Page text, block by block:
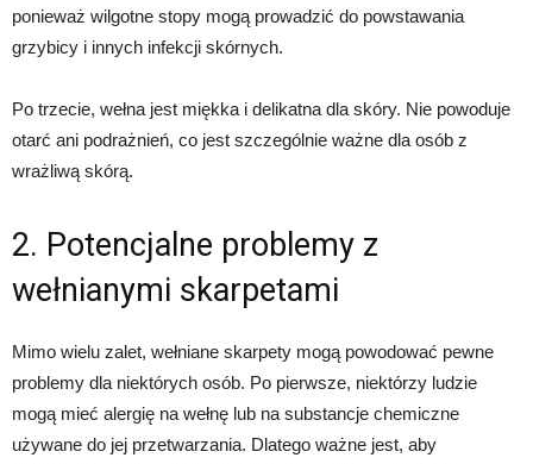
ponieważ wilgotne stopy mogą prowadzić do powstawania
grzybicy i innych infekcji skórnych.
Po trzecie, wełna jest miękka i delikatna dla skóry. Nie powoduje
otarć ani podrażnień, co jest szczególnie ważne dla osób z
wrażliwą skórą.
2. Potencjalne problemy z
wełnianymi skarpetami
Mimo wielu zalet, wełniane skarpety mogą powodować pewne
problemy dla niektórych osób. Po pierwsze, niektórzy ludzie
mogą mieć alergię na wełnę lub na substancje chemiczne
używane do jej przetwarzania. Dlatego ważne jest, aby